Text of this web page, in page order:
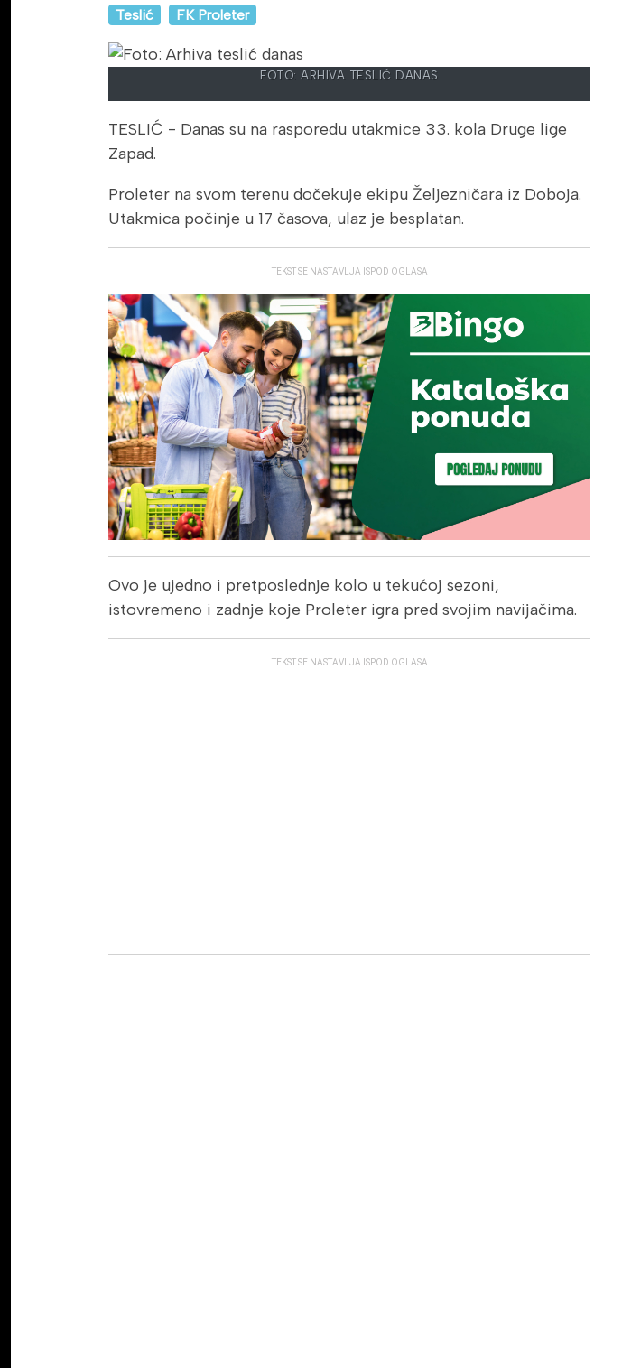
Teslić FK Proleter
FOTO: ARHIVA TESLIĆ DANAS
TESLIĆ - Danas su na rasporedu utakmice 33. kola Druge lige
Zapad.
Proleter na svom terenu dočekuje ekipu Željezničara iz Doboja.
Utakmica počinje u 17 časova, ulaz je besplatan.
TEKST SE NASTAVLJA ISPOD OGLASA
Ovo je ujedno i pretposlednje kolo u tekućoj sezoni,
istovremeno i zadnje koje Proleter igra pred svojim navijačima.
TEKST SE NASTAVLJA ISPOD OGLASA